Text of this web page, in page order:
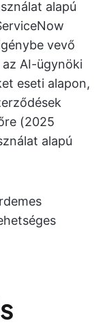
alapú
vevő
AI-ügynöki
eseti alapon,
(2025
alapú